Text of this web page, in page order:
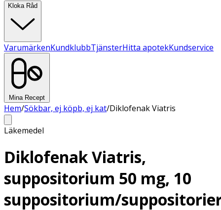
Kloka Råd
VarumärkenKundklubbTjänsterHitta apotekKundservice
Mina Recept
Hem/Sökbar, ej köpb, ej kat/Diklofenak Viatris
Läkemedel
Diklofenak Viatris,
suppositorium 50 mg, 10
suppositorium/